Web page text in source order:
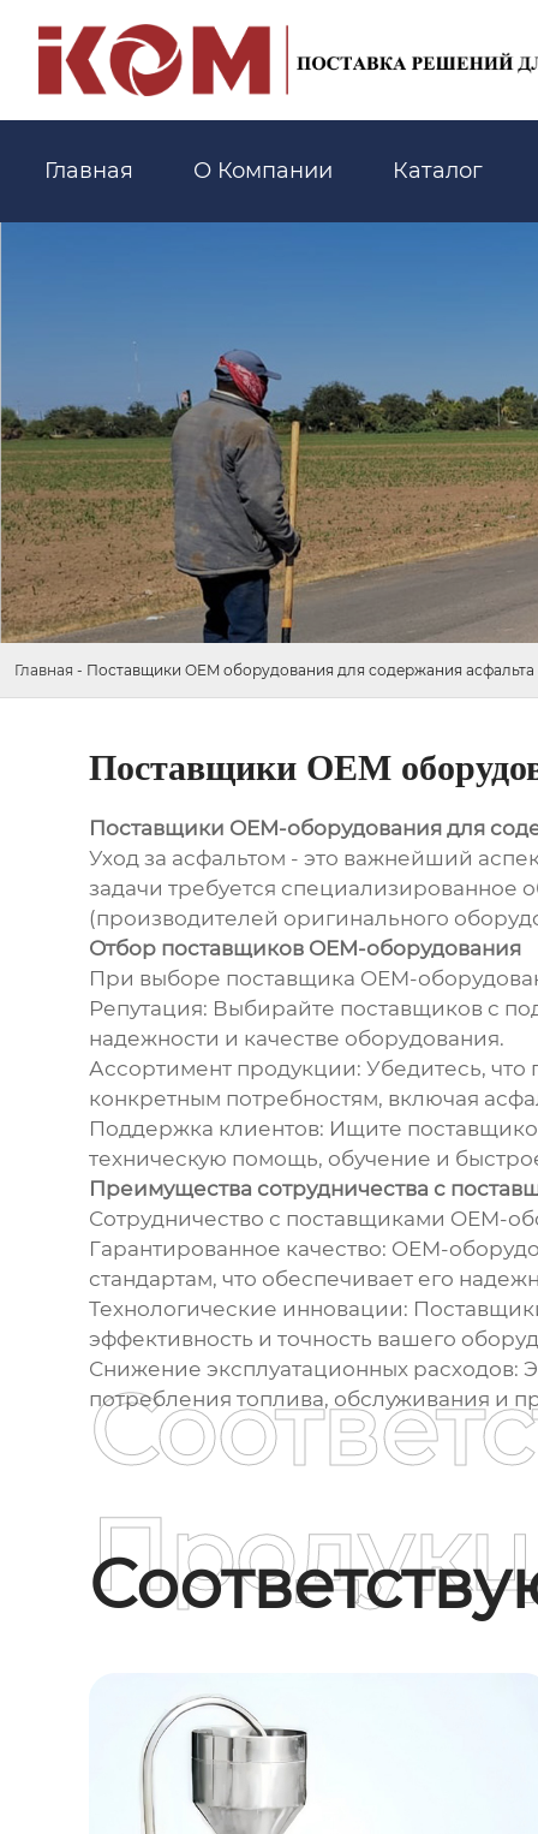
Главная О Компании Каталог
Главная - Поставщики OEM оборудования для содержания асфальта
Поставщики OEM
Поставщики OEM-оборудования для
Уход за асфальтом - это важнейший
задачи требуется специализированное
(производителей оригинального
Отбор поставщиков OEM-оборудования
При выборе поставщика OEM-
Репутация: Выбирайте поставщиков с
надежности и качестве оборудования.
Ассортимент продукции: Убедитесь,
конкретным потребностям, включая
Поддержка клиентов: Ищите
техническую помощь, обучение и
Преимущества сотрудничества с
Сотрудничество с поставщиками OEM-
Гарантированное качество: OEM-
стандартам, что обеспечивает его
Технологические инновации:
эффективность и точность вашего
Снижение эксплуатационных расходов:
потребления топлива, обслуживания и